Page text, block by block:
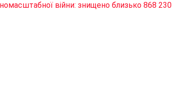
війни: знищено близько 868 230